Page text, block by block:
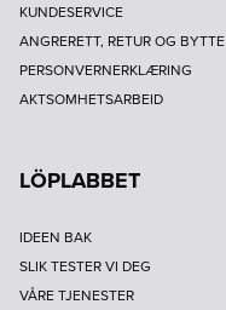
KUNDESERVICE
ANGRERETT, RETUR OG BYTTE
PERSONVERNERKLÆRING
AKTSOMHETSARBEID
LÖPLABBET
IDEEN BAK
SLIK TESTER VI DEG
VÅRE TJENESTER